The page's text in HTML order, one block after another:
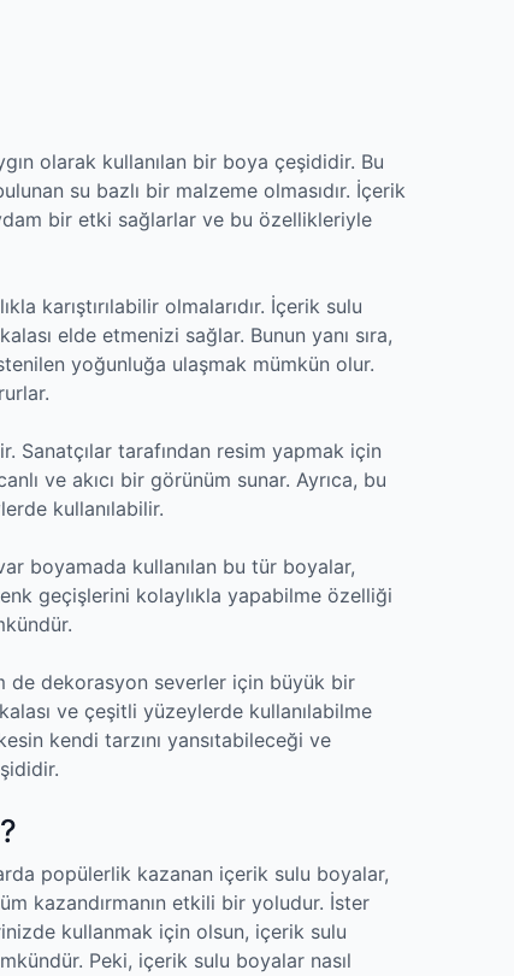
olarak kullanılan bir boya çeşididir. Bu
su bazlı bir malzeme olmasıdır. İçerik
bir etki sağlarlar ve bu özellikleriyle
karıştırılabilir olmalarıdır. İçerik sulu
elde etmenizi sağlar. Bunun yanı sıra,
yoğunluğa ulaşmak mümkün olur.
Sanatçılar tarafından resim yapmak için
ve akıcı bir görünüm sunar. Ayrıca, bu
kullanılabilir.
boyamada kullanılan bu tür boyalar,
geçişlerini kolaylıkla yapabilme özelliği
de dekorasyon severler için büyük bir
ve çeşitli yüzeylerde kullanılabilme
kendi tarzını yansıtabileceği ve
popülerlik kazanan içerik sulu boyalar,
kazandırmanın etkili bir yoludur. İster
kullanmak için olsun, içerik sulu
Peki, içerik sulu boyalar nasıl